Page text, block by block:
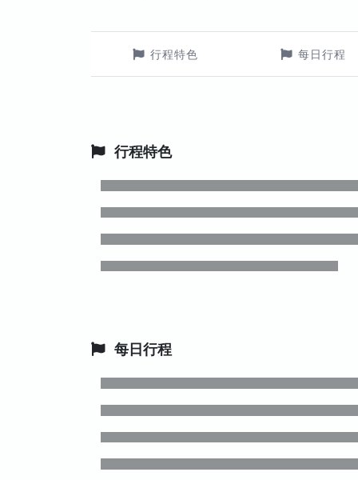
行程特色 每日行程
行程特色
每日行程